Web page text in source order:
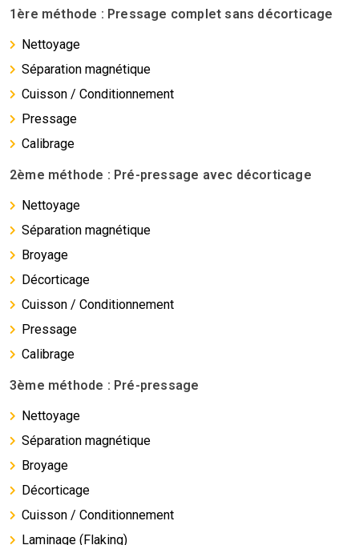
1ère méthode : Pressage complet sans décorticage
Nettoyage
Séparation magnétique
Cuisson / Conditionnement
Pressage
Calibrage
2ème méthode : Pré-pressage avec décorticage
Nettoyage
Séparation magnétique
Broyage
Décorticage
Cuisson / Conditionnement
Pressage
Calibrage
3ème méthode : Pré-pressage
Nettoyage
Séparation magnétique
Broyage
Décorticage
Cuisson / Conditionnement
Laminage (Flaking)